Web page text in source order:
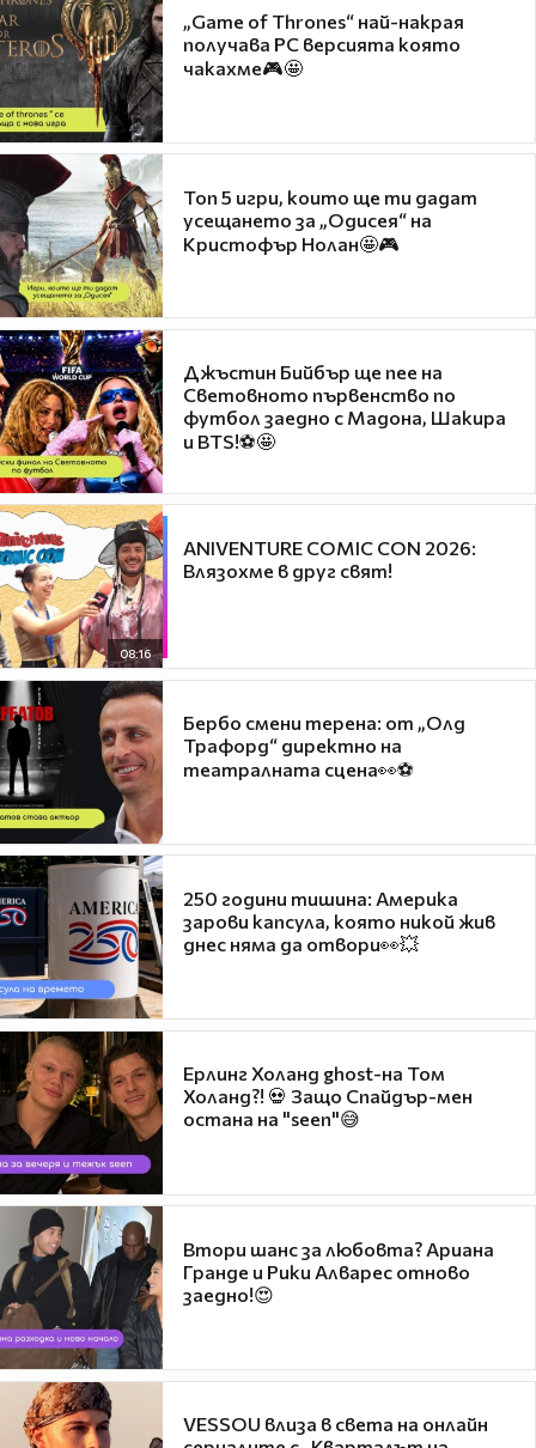
„Game of Thrones“ най-накрая
получава PC версията която
чакахме🎮🤩
Топ 5 игри, които ще ти дадат
усещането за „Одисея“ на
Кристофър Нолан🤩🎮
Джъстин Бийбър ще пее на
Световното първенство по
футбол заедно с Мадона, Шакира
и BTS!⚽🤩
08:16
ANIVENTURE COMIC CON 2026:
Влязохме в друг свят!
Бербо смени терена: от „Олд
Трафорд“ директно на
театралната сцена👀⚽
250 години тишина: Америка
зарови капсула, която никой жив
днес няма да отвори👀💥
Ерлинг Холанд ghost-на Том
Холанд?! 💀 Защо Спайдър-мен
остана на "seen"😅
Втори шанс за любовта? Ариана
Гранде и Рики Алварес отново
заедно!😍
VESSOU влиза в света на онлайн